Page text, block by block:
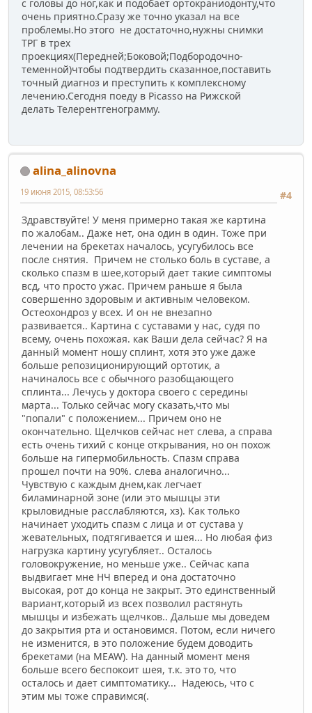
с головы до ног,как и подобает ортокраниодонту,что
очень приятно.Сразу же точно указал на все
проблемы.Но этого не достаточно,нужны снимки
ТРГ в трех
проекциях(Передней;Боковой;Подбородочно-
теменной)чтобы подтвердить сказанное,поставить
точный диагноз и преступить к комплексному
лечению.Сегодня поеду в Picasso на Рижской
делать Телерентгенограмму.
alina_alinovna
#4
19 июня 2015, 08:53:56
Здравствуйте! У меня примерно такая же картина
по жалобам.. Даже нет, она один в один. Тоже при
лечении на брекетах началось, усугубилось все
после снятия. Причем не столько боль в суставе, а
сколько спазм в шее,который дает такие симптомы
всд, что просто ужас. Причем раньше я была
совершенно здоровым и активным человеком.
Остеохондроз у всех. И он не внезапно
развивается.. Картина с суставами у нас, судя по
всему, очень похожая. как Ваши дела сейчас? Я на
данный момент ношу сплинт, хотя это уже даже
больше репозиционирующий ортотик, а
начиналось все с обычного разобщающего
сплинта... Лечусь у доктора своего с середины
марта... Только сейчас могу сказать,что мы
"попали" с положением... Причем оно не
окончательно. Щелчков сейчас нет слева, а справа
есть очень тихий с конце открывания, но он похож
больше на гипермобильность. Спазм справа
прошел почти на 90%. слева аналогично...
Чувствую с каждым днем,как легчает
биламинарной зоне (или это мышцы эти
крыловидные расслабляются, хз). Как только
начинает уходить спазм с лица и от сустава у
жевательных, подтягивается и шея... Но любая физ
нагрузка картину усугубляет.. Осталось
головокружение, но меньше уже.. Сейчас капа
выдвигает мне НЧ вперед и она достаточно
высокая, рот до конца не закрыт. Это единственный
вариант,который из всех позволил растянуть
мышцы и избежать щелчков.. Дальше мы доведем
до закрытия рта и остановимся. Потом, если ничего
не изменится, в это положение будем доводить
брекетами (на MEAW). На данный момент меня
больше всего беспокоит шея, т.к. это то, что
осталось и дает симптоматику... Надеюсь, что с
этим мы тоже справимся(.